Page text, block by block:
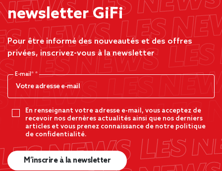
newsletter GiFi
Pour être informé des nouveautés et des offres
privées, inscrivez-vous à la newsletter
E-mail*
En renseignant votre adresse e-mail, vous acceptez de
recevoir nos dernères actualités ainsi que nos derniers
articles et vous prenez connaissance de notre politique
de confidentialité.
M’inscrire à la newsletter